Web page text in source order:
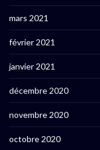
mars 2021
février 2021
janvier 2021
décembre 2020
novembre 2020
octobre 2020